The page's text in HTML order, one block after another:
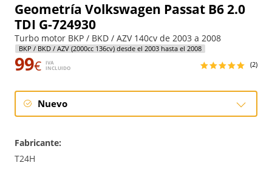
Geometría Volkswagen Passat B6 2.0
TDI G-724930
Turbo motor BKP / BKD / AZV 140cv de 2003 a 2008
BKP / BKD / AZV (2000cc 136cv) desde el 2003 hasta el 2008
99€
IVA
INCLUIDO
(2)
Nuevo
Fabricante:
T24H